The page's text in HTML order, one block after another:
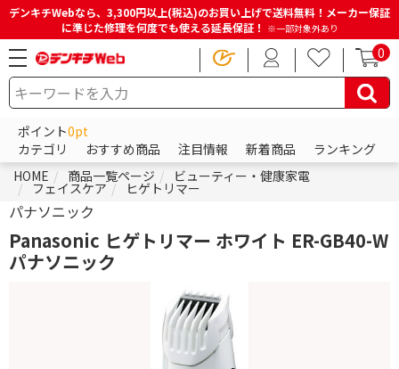
デンキチWebなら、3,300円以上(税込)のお買い上げで送料無料！メーカー保証
に準じた修理を何度でも使える延長保証！ ※一部対象外あり
0
ポイント0pt
カテゴリ
おすすめ商品 注目情報 新着商品
ランキング
HOME
商品一覧ページ ビューティー・健康家電
フェイスケア ヒゲトリマー
パナソニック
Panasonic ヒゲトリマー ホワイト ER-GB40-W
パナソニック